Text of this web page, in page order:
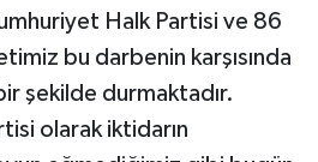
Halk Partisi ve 86
bu darbenin karşısında
şekilde durmaktadır.
olarak iktidarın